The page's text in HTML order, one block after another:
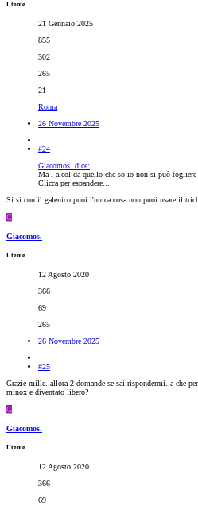
Utente
21 Gennaio 2025
855
302
265
21
Roma
26 Novembre 2025
#24
Giacomos. dice:
Ma l alcol da quello che so io non si può
Clicca per espandere...
Si si con il galenico puoi l'unica cosa non puoi usare il
G
Giacomos.
Utente
12 Agosto 2020
366
69
265
26 Novembre 2025
#25
Grazie mille..allora 2 domande se sai rispondermi..a che
minox e diventato libero?
G
Giacomos.
Utente
12 Agosto 2020
366
69